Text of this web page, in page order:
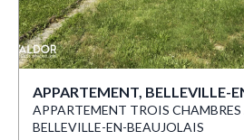
APPARTEMENT, BELLEVILLE-
APPARTEMENT TROIS
BELLEVILLE-EN-BEAUJOLAIS